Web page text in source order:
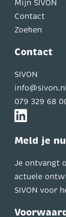
Mijn SIVON
Contact
Zoeken
Contact
SIVON
079 329 68
Meld je
Je ontvangt
actuele
SIVON voor